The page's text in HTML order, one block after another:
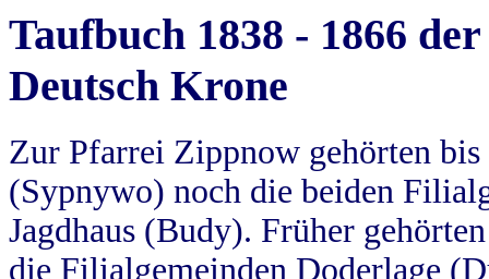
Taufbuch 1838 - 1866
Deutsch Krone
Zur Pfarrei Zippnow gehörten
(Sypnywo) noch die beiden
Jagdhaus (Budy). Früher
die Filialgemeinden Doderlage